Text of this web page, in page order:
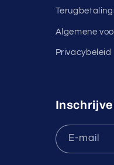
Algemene
Privacybeleid
E‑mail